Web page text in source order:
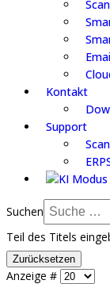
Kontakt
Support
Suchen
Teil des Titels
Zurücksetzen
Anzeige #